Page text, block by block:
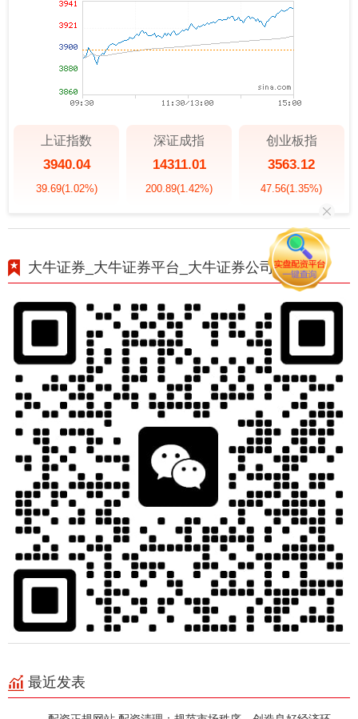
上证指数
3940.04
39.69(1.02%)
深证成指
14311.01
200.89(1.42%)
创业板指
3563.12
47.56(1.35%)
大牛证券_大牛证券平台_大牛证券公司
最近发表